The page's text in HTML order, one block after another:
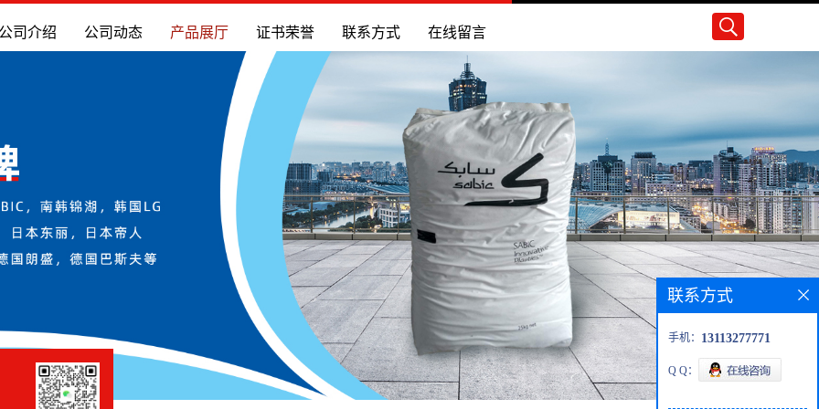
司介绍 公司动态 产品展厅 证书荣誉 联系方式 在线留言
联系方式
手机： 13113277771
Q Q：